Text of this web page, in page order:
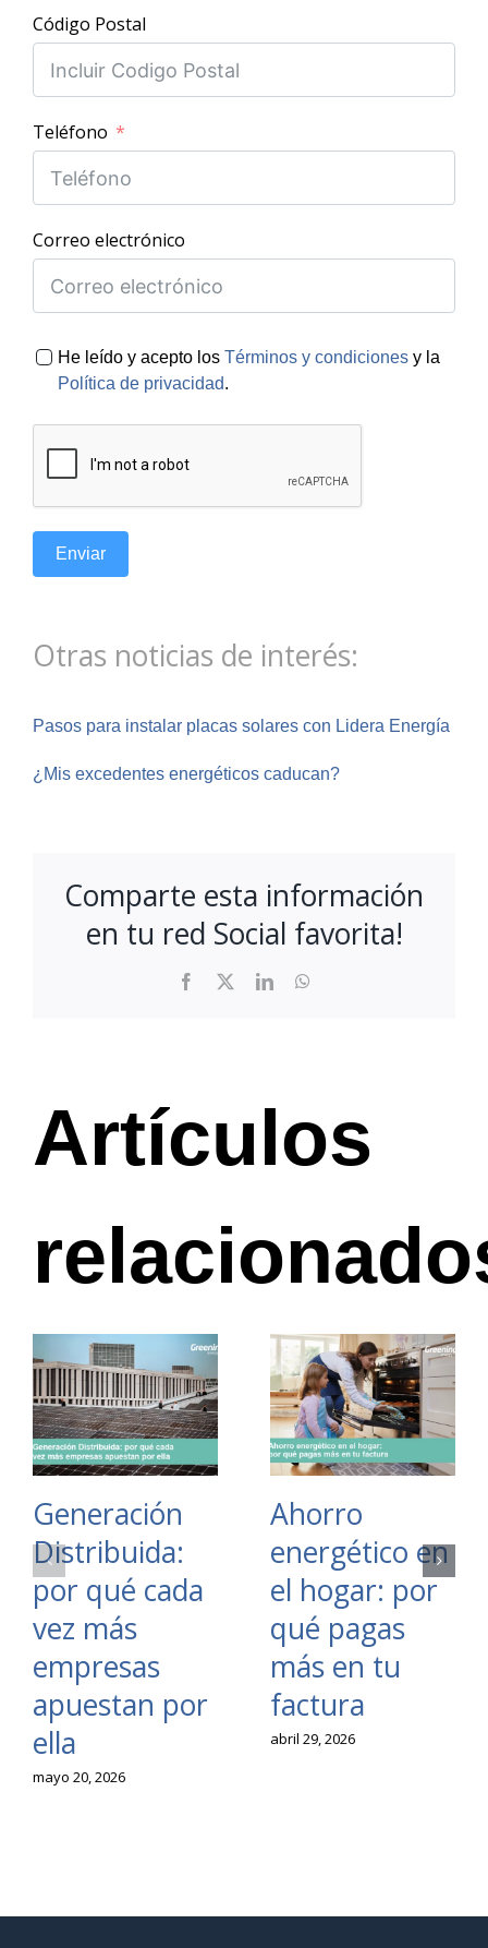
Código Postal
Teléfono
Correo electrónico
He leído y acepto los Términos y condiciones y la
Política de privacidad.
Enviar
Otras noticias de interés:
Pasos para instalar placas solares con Lidera Energía
¿Mis excedentes energéticos caducan?
Comparte esta información
en tu red Social favorita!
Facebook LinkedIn
Artículos
Generación
Distribuida:
por qué cada
vez más
empresas
apuestan por
ella
mayo 20, 2026
Ahorro
energético en
el hogar: por
qué pagas
más en tu
factura
abril 29, 2026